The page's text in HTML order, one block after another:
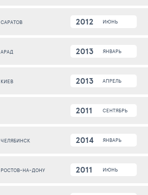
САРАТОВ 2012 ИЮНЬ
АРАД 2013 ЯНВАРЬ
КИЕВ 2013 АПРЕЛЬ
2011 СЕНТЯБРЬ
ЧЕЛЯБИНСК 2014 ЯНВАРЬ
РОСТОВ-НА-ДОНУ 2011 ИЮНЬ